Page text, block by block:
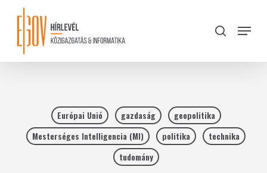
content
search
Menu
Európai Unió gazdaság
geopolitika
Mesterséges Intelligencia (MI)
politika
technika
tudomány
Close